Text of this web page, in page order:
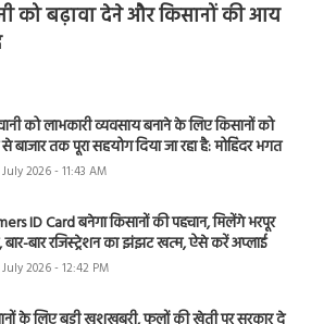
को बढ़ावा देने और किसानों की आय
को लाभकारी व्यवसाय बनाने के लिए किसानों को
बाजार तक पूरा सहयोग दिया जा रहा है: मोहिंदर भगत
July 2026 - 11:43 AM
ID Card बनेगा किसानों की पहचान, मिलेंगे भरपूर
बार-बार रजिस्ट्रेशन का झंझट खत्म, ऐसे करें अप्लाई
July 2026 - 12:42 PM